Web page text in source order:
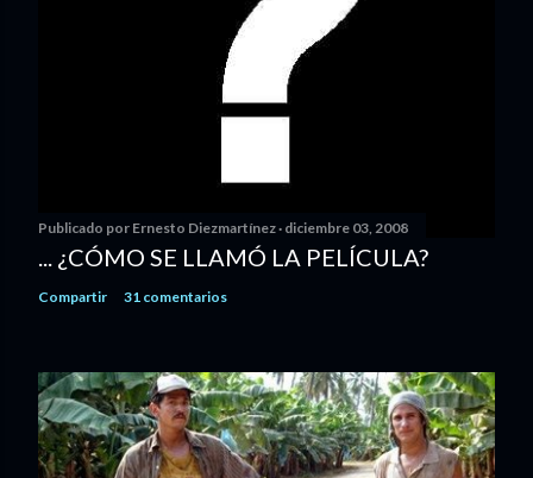
Publicado por Ernesto Diezmartínez diciembre 03, 2008
... ¿CÓMO SE LLAMÓ LA PELÍCULA?
Compartir 31 comentarios